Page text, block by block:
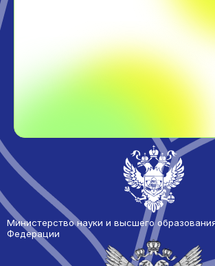
Министерство науки и высшего
Федерации